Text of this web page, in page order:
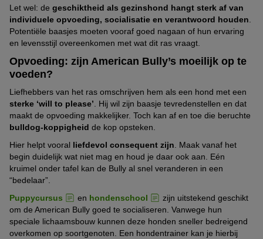
Let wel: de geschiktheid als gezinshond hangt sterk af van
individuele opvoeding, socialisatie en verantwoord houden
Potentiële baasjes moeten vooraf goed nagaan of hun ervaring
en levensstijl overeenkomen met wat dit ras vraagt.
Opvoeding: zijn American Bully’s moeilijk op te
voeden?
Liefhebbers van het ras omschrijven hem als een hond met een
sterke ‘will to please’ . Hij wil zijn baasje tevredenstellen en dat
maakt de opvoeding makkelijker. Toch kan af en toe die beruchte
bulldog-koppigheid de kop opsteken.
Hier helpt vooral liefdevol consequent zijn . Maak vanaf het
begin duidelijk wat niet mag en houd je daar ook aan. Eén
kruimel onder tafel kan de Bully al snel veranderen in een
“bedelaar”.
Puppycursus
en hondenschool
zijn uitstekend geschikt
om de American Bully goed te socialiseren. Vanwege hun
speciale lichaamsbouw kunnen deze honden sneller bedreigend
overkomen op soortgenoten. Een hondentrainer kan je hierbij